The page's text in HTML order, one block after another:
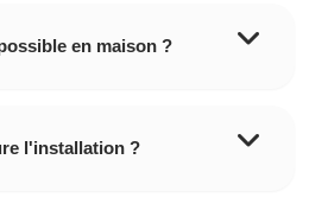
en maison ?
l'installation ?